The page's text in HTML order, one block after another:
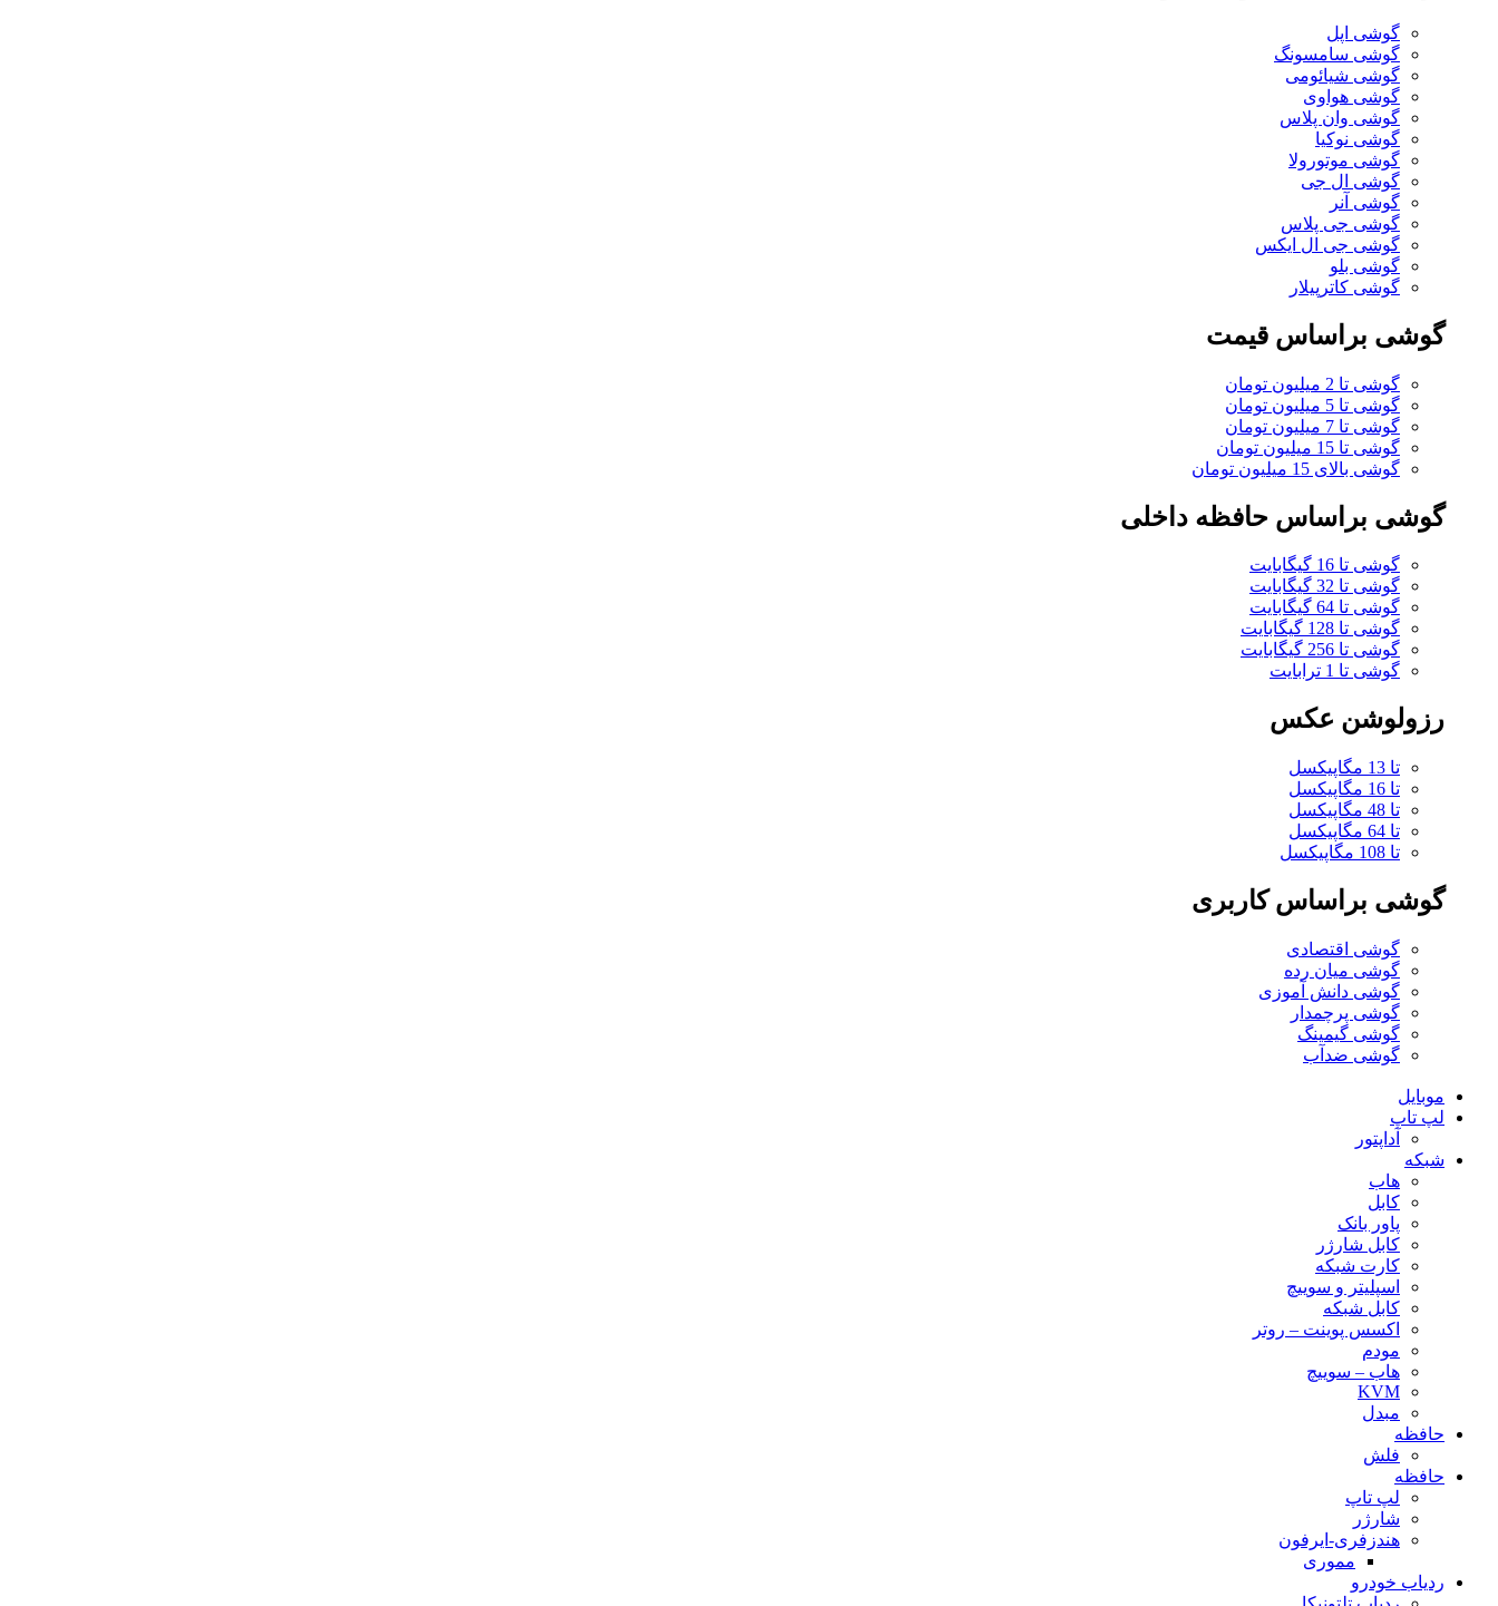
گوشی اپل
گوشی سامسونگ
گوشی شیائومی
گوشی هواوی
گوشی وان پلاس
گوشی نوکیا
گوشی موتورولا
گوشی ال جی
گوشی آنر
گوشی جی پلاس
گوشی جی ال ایکس
گوشی بلو
گوشی کاترپیلار
گوشی براساس قیمت
گوشی تا 2 میلیون تومان
گوشی تا 5 میلیون تومان
گوشی تا 7 میلیون تومان
گوشی تا 15 میلیون تومان
گوشی بالای 15 میلیون تومان
گوشی براساس حافظه داخلی
گوشی تا 16 گیگابایت
گوشی تا 32 گیگابایت
گوشی تا 64 گیگابایت
گوشی تا 128 گیگابایت
گوشی تا 256 گیگابایت
گوشی تا 1 ترابایت
رزولوشن عکس
تا 13 مگاپیکسل
تا 16 مگاپیکسل
تا 48 مگاپیکسل
تا 64 مگاپیکسل
تا 108 مگاپیکسل
گوشی براساس کاربری
گوشی اقتصادی
گوشی میان رده
گوشی دانش آموزی
گوشی پرچمدار
گوشی گیمینگ
گوشی ضدآب
موبایل
لپ تاپ
آداپتور
شبکه
هاب
کابل
پاور بانک
کابل شارژر
کارت شبکه
اسپلیتر و سوییچ
کابل شبکه
اکسس پوینت – روتر
مودم
هاب – سوییچ
KVM
مبدل
حافظه
فلش
حافظه
لپ تاپ
شارژر
هندزفری-ایرفون
مموری
ردیاب خودرو